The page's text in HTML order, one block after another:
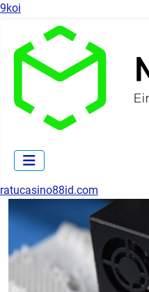
9koi
ratucasino88id.com